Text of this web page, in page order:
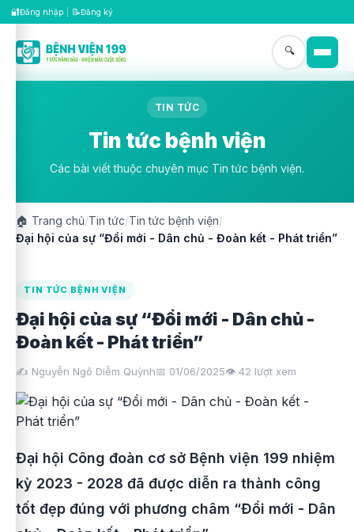
🔐Đăng nhập 📝Đăng ký
🔍
TIN TỨC
Tin tức bệnh viện
Các bài viết thuộc chuyên mục Tin tức bệnh viện.
🏠 Trang chủ/Tin tức/Tin tức bệnh viện/
Đại hội của sự “Đổi mới - Dân chủ - Đoàn kết - Phát triển”
TIN TỨC BỆNH VIỆN
Đại hội của sự “Đổi mới - Dân chủ -
Đoàn kết - Phát triển”
✍️ Nguyễn Ngô Diễm Quỳnh📅 01/06/2025👁️ 42 lượt xem
Đại hội Công đoàn cơ sở Bệnh viện 199 nhiệm
kỳ 2023 - 2028 đã được diễn ra thành công
tốt đẹp đúng với phương châm “Đổi mới - Dân